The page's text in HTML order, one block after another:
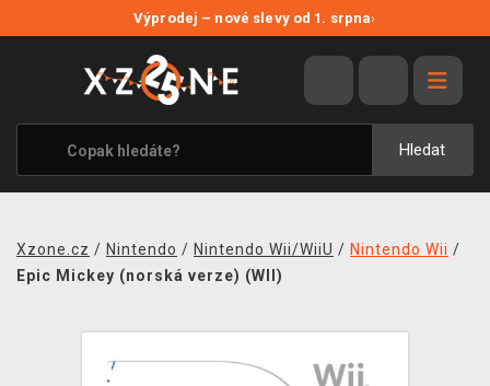
Výprodej – nové slevy od 1. srpna›
Hledat
VÝPRODEJ
VIDEOHRY
XZONE ORIGINALS
TÉMATIKY
MERCHANDISE
Xzone.cz / Nintendo / Nintendo Wii/WiiU / Nintendo Wii /
Epic Mickey (norská verze) (WII)